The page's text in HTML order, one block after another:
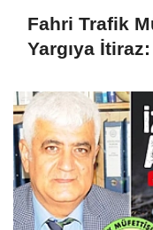
Fahri Trafik
Yargıya
Hukuksuzdur’